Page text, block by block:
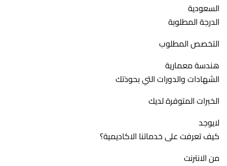
السعودية
الدرجة المطلوبة
التخصص المطلوب
هندسة معمارية
الشهادات والدورات التي بحوذتك
الخبرات المتوفرة لديك
لايوجد
كيف تعرفت على خدماتنا الاكاديمية؟
من الانترنت